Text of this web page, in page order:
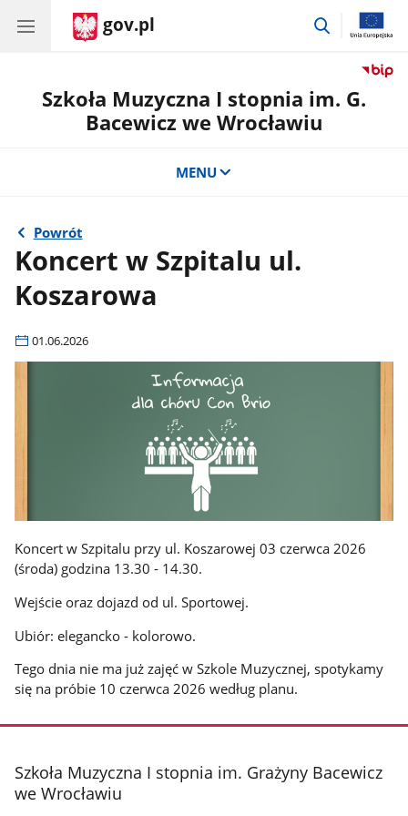
gov.pl
przejdź
Szkoła Muzyczna I stopnia im. G.
Bacewicz we Wrocławiu
MENU
Powrót
Koncert w Szpitalu ul.
Koszarowa
01.06.2026
Koncert w Szpitalu przy ul. Koszarowej 03 czerwca 2026
(środa) godzina 13.30 - 14.30.
Wejście oraz dojazd od ul. Sportowej.
Ubiór: elegancko - kolorowo.
Tego dnia nie ma już zajęć w Szkole Muzycznej, spotykamy
się na próbie 10 czerwca 2026 według planu.
stopka
Szkoła Muzyczna I stopnia im. Grażyny Bacewicz
we Wrocławiu